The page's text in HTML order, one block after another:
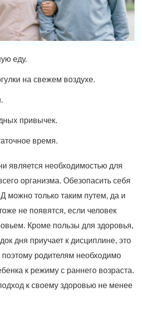
еду.
на свежем воздухе.
привычек.
время.
является необходимостью для
организма. Обезопасить себя
можно только таким путем, да и
не появятся, если человек
Кроме пользы для здоровья,
дня приучает к дисциплине, это
родителям необходимо
к режиму с раннего возраста.
к своему здоровью не менее